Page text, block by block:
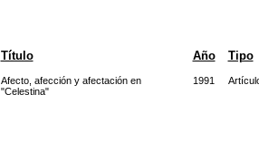
Título Año Tipo
Afecto, afección y afectación en
"Celestina"
1991